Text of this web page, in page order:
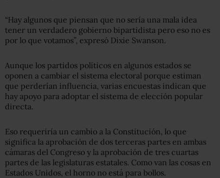
“Hay algunos que piensan que no sería una mala idea
tener un verdadero gobierno bipartidista pero eso no es
por lo que votamos”, expresó Dixie Swanson.
Aunque los partidos políticos en algunos estados se
oponen a cambiar el sistema electoral porque estiman
que perderían influencia, varias encuestas indican que
hay apoyo para adoptar el sistema de elección popular
directa.
Eso requeriría un cambio a la Constitución, lo que
significa la aprobación de dos terceras partes en ambas
cámaras del Congreso y la aprobación de tres cuartas
partes de las legislaturas estatales. Como van las cosas en
Estados Unidos, el horno no está para bollos.